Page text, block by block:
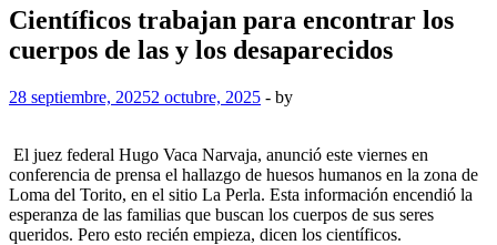
Científicos trabajan para encontrar los
cuerpos de las y los desaparecidos
28 septiembre, 20252 octubre, 2025 - by
El juez federal Hugo Vaca Narvaja, anunció este viernes en
conferencia de prensa el hallazgo de huesos humanos en la zona de
Loma del Torito, en el sitio La Perla. Esta información encendió la
esperanza de las familias que buscan los cuerpos de sus seres
queridos. Pero esto recién empieza, dicen los científicos.